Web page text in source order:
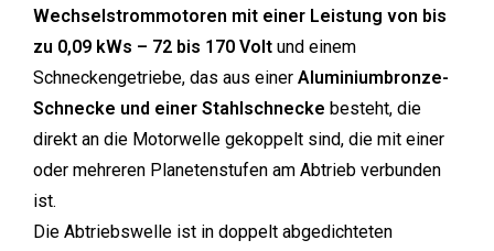
Wechselstrommotoren mit einer Leistung von bis
zu 0,09 kWs – 72 bis 170 Volt und einem
Schneckengetriebe, das aus einer Aluminiumbronze-
Schnecke und einer Stahlschnecke besteht, die
direkt an die Motorwelle gekoppelt sind, die mit einer
oder mehreren Planetenstufen am Abtrieb verbunden
ist.
Die Abtriebswelle ist in doppelt abgedichteten